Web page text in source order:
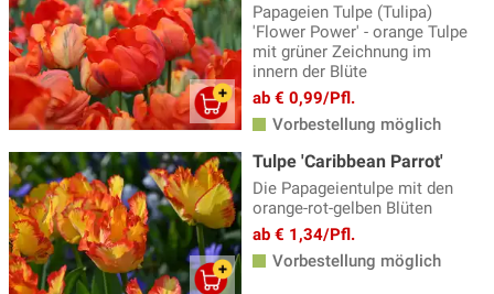
Papageien Tulpe (Tulipa)
'Flower Power' - orange Tulpe
mit grüner Zeichnung im
innern der Blüte
ab € 0,99/Pfl.
Vorbestellung möglich
Tulpe 'Caribbean Parrot'
Die Papageientulpe mit den
orange-rot-gelben Blüten
ab € 1,34/Pfl.
Vorbestellung möglich